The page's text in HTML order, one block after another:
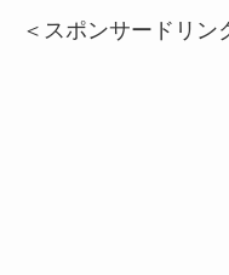
＜スポンサードリン